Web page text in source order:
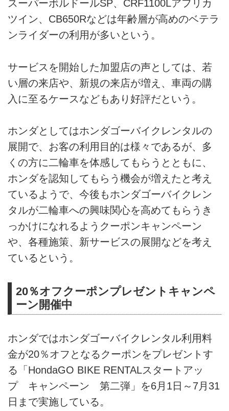
スーパーボルドールSP、CRF1100Lアフリカ
ツイン、CB650Rなどは年齢層が高めのベテラ
ンライダーの利用が多いという。
サービスを開始した加盟店の声としては、若
い層の来店や、新規の来店が増え、車両の購
入に至るケースなどもあり好評だという。
ホンダとしてはホンダゴーバイクレンタルの
展開で、お客の利用目的は様々であるが、多
くの方に二輪車を体感してもらうとともに、
ホンダを認知してもらう機会が増えたと考え
ているようで、今後もホンダゴーバイクレン
タルが二輪車への興味関心を高めてもらうき
っかけになれるようクーポンキャンペーン
や、各種施策、新サービスの展開などを考え
ているという。
20％オフクーポンプレゼントキャンペ
ーン開催中
ホンダではホンダゴーバイクレンタル利用料
金が20％オフとなるクーポンをプレゼントす
る「HondaGO BIKE RENTALスタートアッ
プ キャンペーン 第二弾」を6月1日～7月31
日まで実施している。